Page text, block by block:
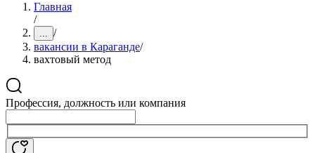
Главная
/
... /
вакансии в Караганде/
вахтовый метод
Профессия, должность или компания